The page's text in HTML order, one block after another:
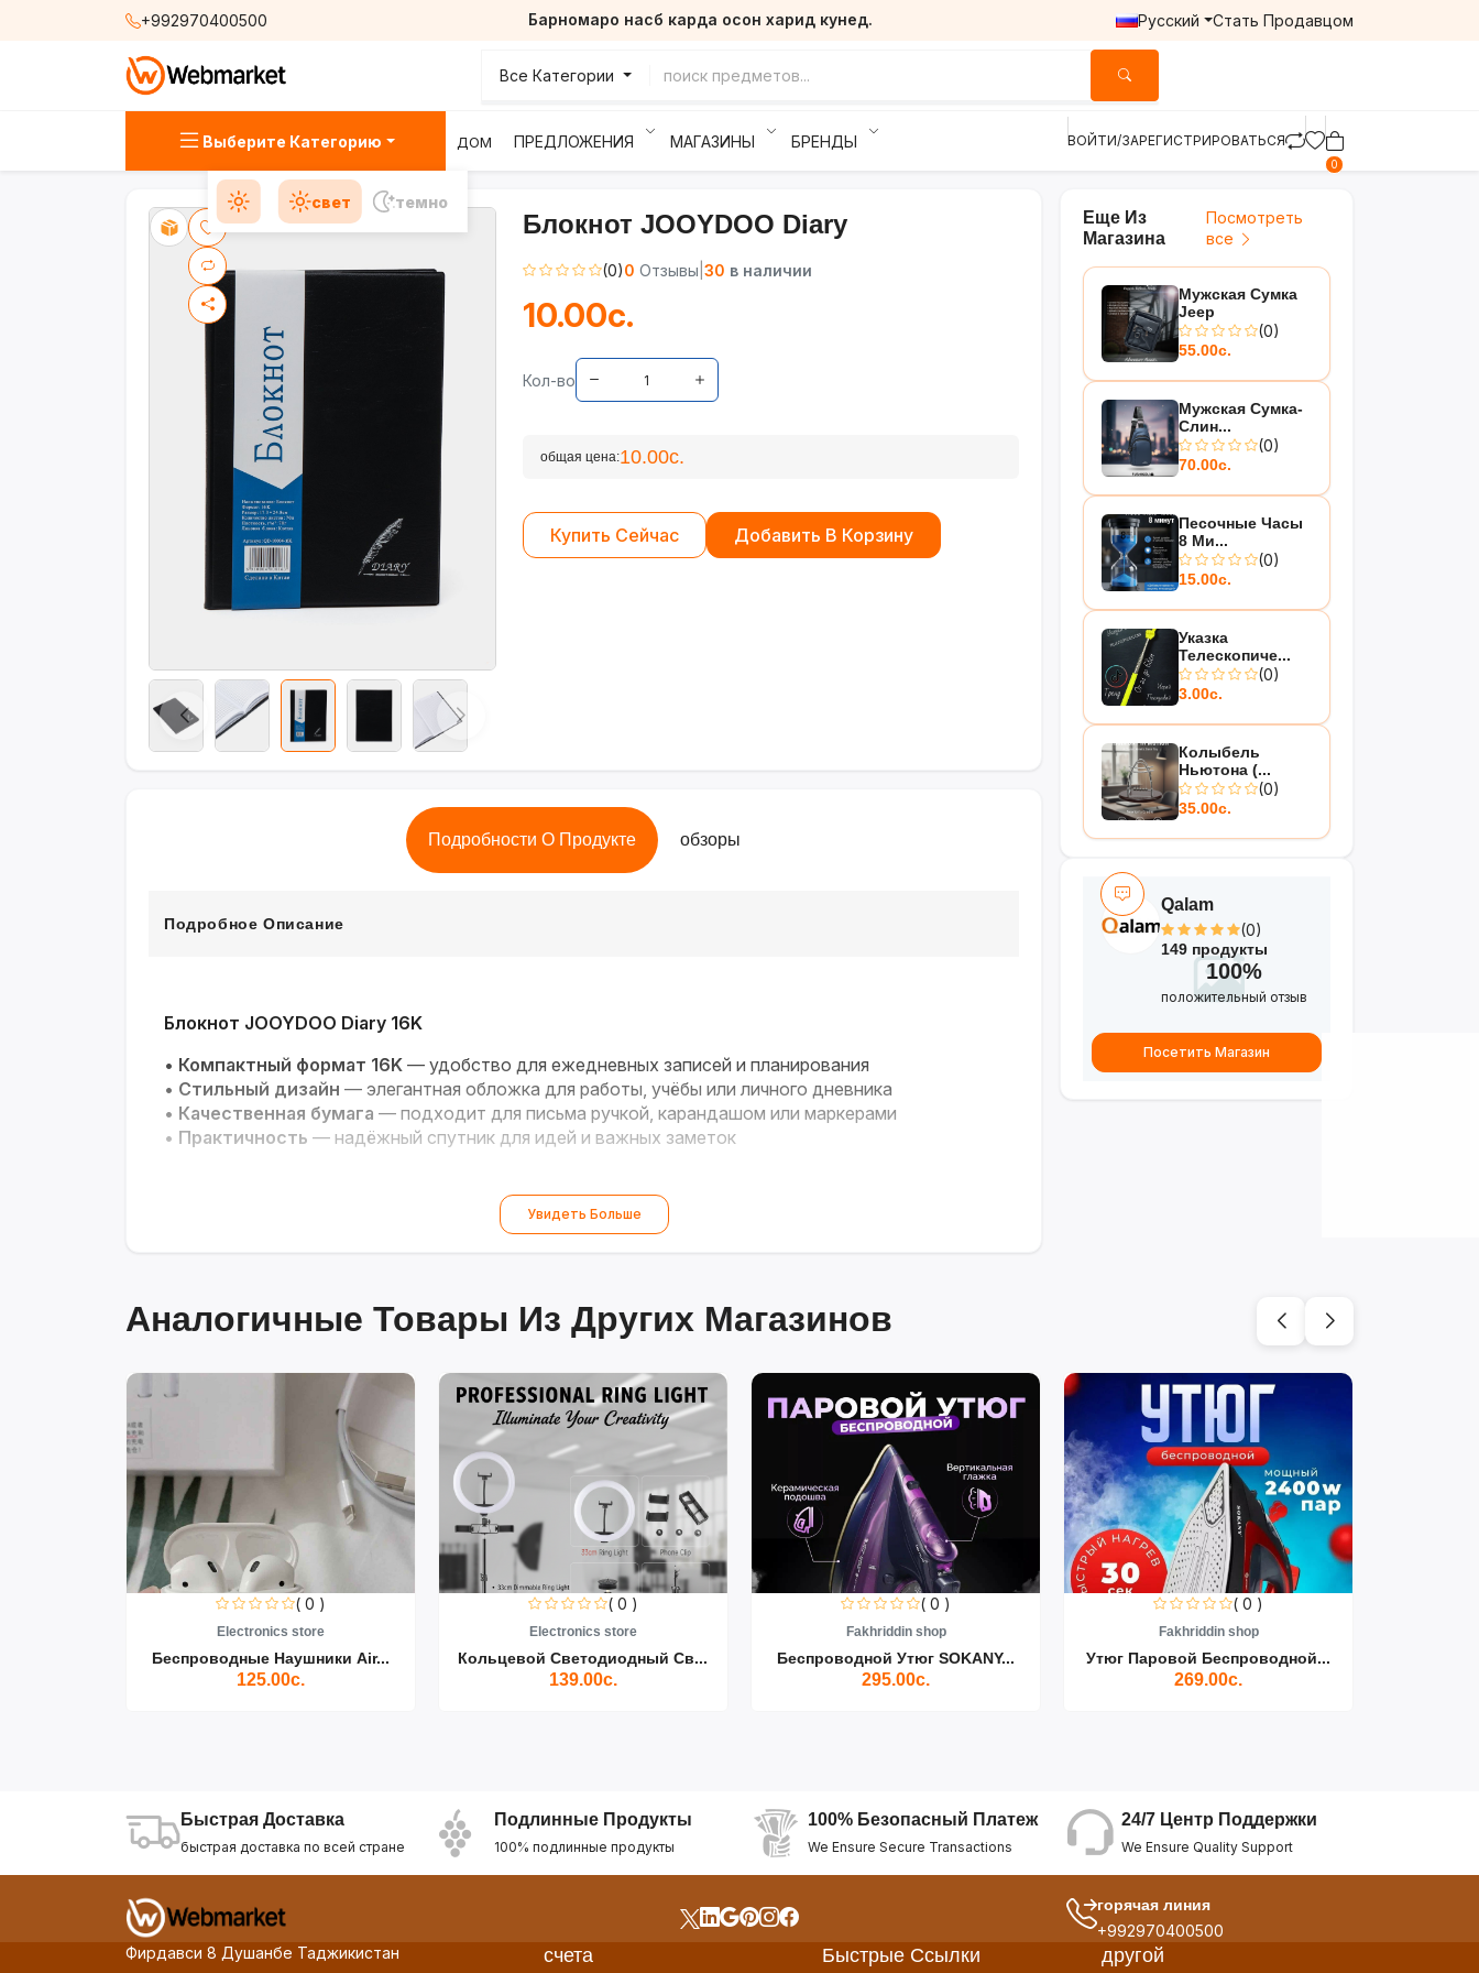
+992970400500 Барномаро насб карда осон харид кунед. Русский Стать Продавцом
Все Категории
Выберите Категорию ДОМ ПРЕДЛОЖЕНИЯ МАГАЗИНЫ БРЕНДЫ ВОЙТИ/ЗАРЕГИСТРИРОВАТЬСЯ
0
свет темно
Блокнот JOOYDOO Diary
(0)0 Отзывы 30 в наличии
10.00с.
Кол-во
общая цена:10.00с.
Купить Сейчас Добавить В Корзину
Подробности О Продукте обзоры
Подробное Описание
Блокнот JOOYDOO Diary 16K
• Компактный формат 16K — удобство для ежедневных записей и планирования
• Стильный дизайн — элегантная обложка для работы, учёбы или личного дневника
• Качественная бумага — подходит для письма ручкой, карандашом или маркерами
• Практичность — надёжный спутник для идей и важных заметок
Увидеть Больше
Еще Из
Магазина
Посмотреть
все
Мужская Сумка
Jeep
(0)
55.00с.
Мужская Сумка-
Слин...
(0)
70.00с.
Песочные Часы
8 Ми...
(0)
15.00с.
Указка
Телескопиче...
(0)
3.00с.
Колыбель
Ньютона (...
(0)
35.00с.
Qalam
(0)
149 продукты
100%
положительный отзыв
Посетить Магазин
Аналогичные Товары Из Других Магазинов
( 0 )
Electronics store
Беспроводные Наушники Air...
125.00с.
( 0 )
Electronics store
Кольцевой Светодиодный Св...
139.00с.
( 0 )
Fakhriddin shop
Беспроводной Утюг SOKANY...
295.00с.
( 0 )
Fakhriddin shop
Утюг Паровой Беспроводной...
269.00с.
Быстрая Доставка
быстрая доставка по всей стране
Подлинные Продукты
100% подлинные продукты
100% Безопасный Платеж
We Ensure Secure Transactions
24/7 Центр Поддержки
We Ensure Quality Support
горячая линия
+992970400500
Фирдавси 8 Душанбе Таджикистан
счета Быстрые Ссылки другой